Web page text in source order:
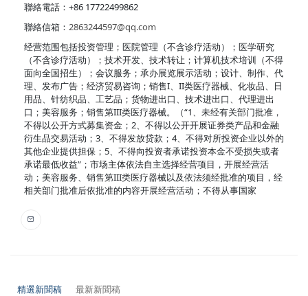
聯絡電話：+86 17722499862
聯絡信箱： 2863244597@qq.com
经营范围包括投资管理；医院管理（不含诊疗活动）；医学研究
（不含诊疗活动）；技术开发、技术转让；计算机技术培训（不得
面向全国招生）；会议服务；承办展览展示活动；设计、制作、代
理、发布广告；经济贸易咨询；销售I、II类医疗器械、化妆品、日
用品、针纺织品、工艺品；货物进出口、技术进出口、代理进出
口；美容服务；销售第III类医疗器械。（“1、未经有关部门批准，
不得以公开方式募集资金；2、不得以公开开展证券类产品和金融
衍生品交易活动；3、不得发放贷款；4、不得对所投资企业以外的
其他企业提供担保；5、不得向投资者承诺投资本金不受损失或者
承诺最低收益”；市场主体依法自主选择经营项目，开展经营活
动；美容服务、销售第III类医疗器械以及依法须经批准的项目，经
相关部门批准后依批准的内容开展经营活动；不得从事国家
精選新聞稿 最新新聞稿